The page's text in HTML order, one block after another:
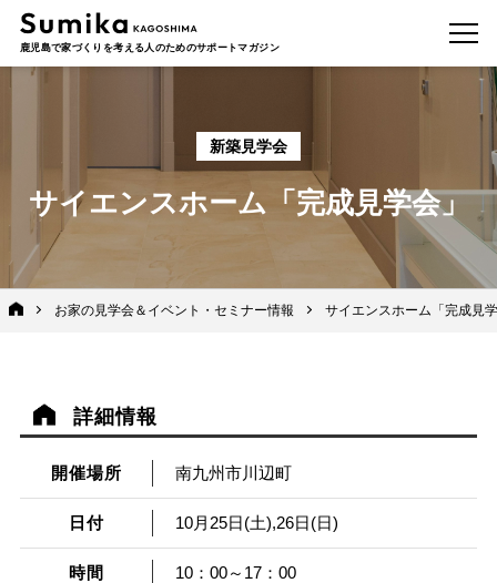
鹿児島で家づくりを考える人のためのサポートマガジン
新築見学会
サイエンスホーム「完成見学会」
お家の見学会＆イベント・セミナー情報 サイエンスホーム「完成見
詳細情報
開催場所 南九州市川辺町
日付 10月25日(土),26日(日)
時間 10：00～17：00